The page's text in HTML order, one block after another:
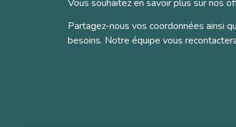
Vous souhaitez en savoir plus sur nos
Partagez-nous vos coordonnées ainsi
besoins. Notre équipe vous